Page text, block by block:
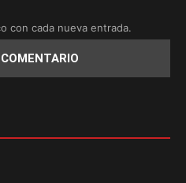
con cada nueva entrada.